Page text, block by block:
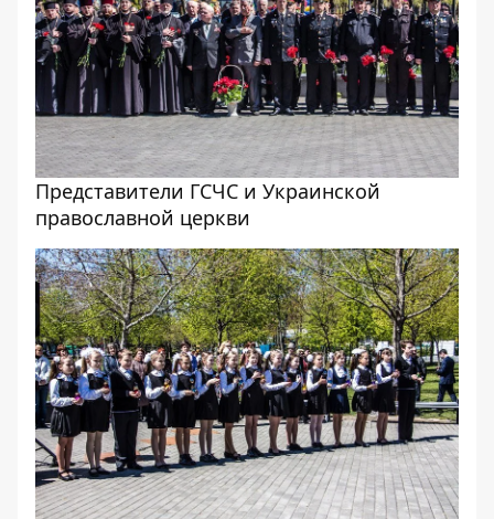
Представители ГСЧС и Украинской
православной церкви